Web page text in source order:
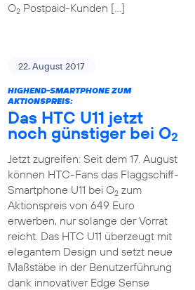
O2Postpaid-Kunden […]
22. August 2017
HIGHEND-SMARTPHONE ZUM
AKTIONSPREIS:
Das HTC U11 jetzt
noch günstiger bei O2
Jetzt zugreifen: Seit dem 17. August
können HTC-Fans das Flaggschiff-
Smartphone U11 bei O2zum
Aktionspreis von 649 Euro
erwerben, nur solange der Vorrat
reicht. Das HTC U11 überzeugt mit
elegantem Design und setzt neue
Maßstäbe in der Benutzerführung
dank innovativer Edge Sense